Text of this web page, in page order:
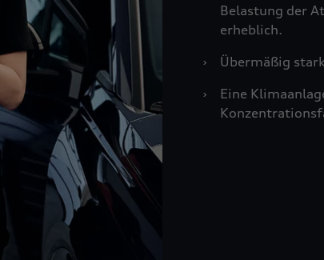
Belastung der
erheblich.
›
Übermäßig
›
Eine